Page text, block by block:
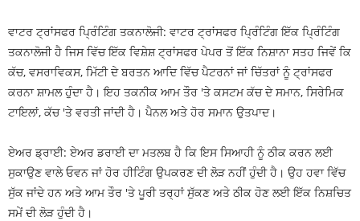
ਵਾਟਰ ਟ੍ਰਾਂਸਫਰ ਪ੍ਰਿੰਟਿੰਗ ਤਕਨਾਲੋਜੀ: ਵਾਟਰ ਟ੍ਰਾਂਸਫਰ ਪ੍ਰਿੰਟਿੰਗ ਇੱਕ ਪ੍ਰਿੰਟਿੰਗ
ਤਕਨਾਲੋਜੀ ਹੈ ਜਿਸ ਵਿੱਚ ਇੱਕ ਵਿਸ਼ੇਸ਼ ਟ੍ਰਾਂਸਫਰ ਪੇਪਰ ਤੋਂ ਇੱਕ ਨਿਸ਼ਾਨਾ ਸਤਹ ਜਿਵੇਂ ਕਿ
ਕੱਚ, ਵਸਰਾਵਿਕਸ, ਮਿੱਟੀ ਦੇ ਬਰਤਨ ਆਦਿ ਵਿੱਚ ਪੈਟਰਨਾਂ ਜਾਂ ਚਿੱਤਰਾਂ ਨੂੰ ਟ੍ਰਾਂਸਫਰ
ਕਰਨਾ ਸ਼ਾਮਲ ਹੁੰਦਾ ਹੈ। ਇਹ ਤਕਨੀਕ ਆਮ ਤੌਰ 'ਤੇ ਕਸਟਮ ਕੱਚ ਦੇ ਸਮਾਨ, ਸਿਰੇਮਿਕ
ਟਾਇਲਾਂ, ਕੱਚ 'ਤੇ ਵਰਤੀ ਜਾਂਦੀ ਹੈ। ਪੈਨਲ ਅਤੇ ਹੋਰ ਸਮਾਨ ਉਤਪਾਦ।
ਏਅਰ ਡ੍ਰਾਈ: ਏਅਰ ਡਰਾਈ ਦਾ ਮਤਲਬ ਹੈ ਕਿ ਇਸ ਸਿਆਹੀ ਨੂੰ ਠੀਕ ਕਰਨ ਲਈ
ਸੁਕਾਉਣ ਵਾਲੇ ਓਵਨ ਜਾਂ ਹੋਰ ਹੀਟਿੰਗ ਉਪਕਰਣ ਦੀ ਲੋੜ ਨਹੀਂ ਹੁੰਦੀ ਹੈ। ਉਹ ਹਵਾ ਵਿੱਚ
ਸੁੱਕ ਜਾਂਦੇ ਹਨ ਅਤੇ ਆਮ ਤੌਰ 'ਤੇ ਪੂਰੀ ਤਰ੍ਹਾਂ ਸੁੱਕਣ ਅਤੇ ਠੀਕ ਹੋਣ ਲਈ ਇੱਕ ਨਿਸ਼ਚਿਤ
ਸਮੇਂ ਦੀ ਲੋੜ ਹੁੰਦੀ ਹੈ।